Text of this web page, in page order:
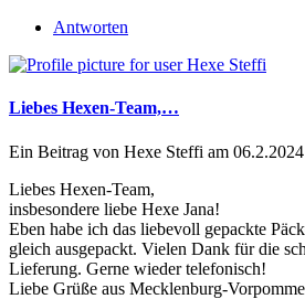
Antworten
Liebes Hexen-Team,…
Ein Beitrag von Hexe Steffi am
Liebes Hexen-Team,
insbesondere liebe Hexe Jana!
Eben habe ich das liebevoll gepackte
gleich ausgepackt. Vielen Dank für die
Lieferung. Gerne wieder telefonisch!
Liebe Grüße aus Mecklenburg-